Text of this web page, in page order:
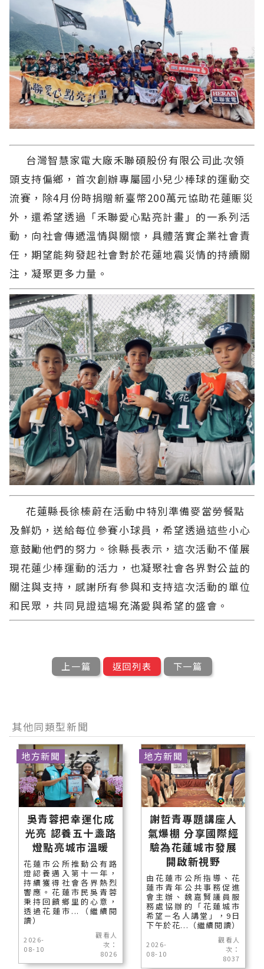
台灣智慧家電大廠禾聯碩股份有限公司此次領
頭支持偏鄉，首次創辦專屬國小兒少棒球的運動交
流賽，除4月份時捐贈新臺幣200萬元協助花蓮賑災
外，還希望透過「禾聯愛心點亮計畫」的一系列活
動，向社會傳遞溫情與關懷，具體落實企業社會責
任，期望能夠發起社會對於花蓮地震災情的持續關
注，凝聚更多力量。
花蓮縣長徐榛蔚在活動中特別準備麥當勞餐點
及鮮奶，送給每位參賽小球員，希望透過這些小心
意鼓勵他們的努力。徐縣長表示，這次活動不僅展
現花蓮少棒運動的活力，也凝聚社會各界對公益的
關注與支持，感謝所有參與和支持這次活動的單位
和民眾，共同見證這場充滿愛與希望的盛會。
上一篇 返回列表 下一篇
其他同類型新聞
吳青蓉把幸運化成
光亮 認養五十盞路
燈點亮城市溫暖
花蓮市公所推動公有路
燈認養邁入第十一年，
持續獲得社會各界熱烈
響應。花蓮市民吳青蓉
秉持回饋鄉里的心意，
透過花蓮市...（繼續閱
讀）
2026-
08-10
觀看人
次：
8026
地方新聞
謝哲青專題講座人
氣爆棚 分享國際經
驗為花蓮城市發展
開啟新視野
由花蓮市公所指導、花
蓮市青年公共事務促進
會主辦、魏嘉賢議員服
務處協辦的「花蓮城市
希望－名人講堂」，9日
下午於花...（繼續閱讀）
2026-
08-10
觀看人
次：
8037
地方新聞